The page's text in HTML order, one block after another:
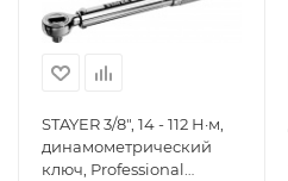
STAYER 3/8″, 14 - 112 Н·м,
динамометрический
ключ, Professional